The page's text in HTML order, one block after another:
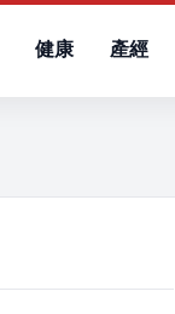
健康 產經